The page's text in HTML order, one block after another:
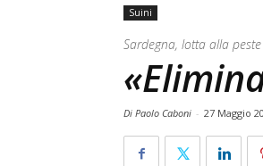
Suini
Sardegna, lotta alla
Di Paolo Caboni - 27 Maggio